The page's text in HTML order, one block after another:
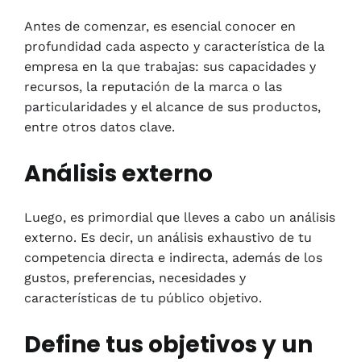
Antes de comenzar, es esencial conocer en
profundidad cada aspecto y característica de la
empresa en la que trabajas: sus capacidades y
recursos, la reputación de la marca o las
particularidades y el alcance de sus productos,
entre otros datos clave.
Análisis externo
Luego, es primordial que lleves a cabo un análisis
externo. Es decir, un análisis exhaustivo de tu
competencia directa e indirecta, además de los
gustos, preferencias, necesidades y
características de tu público objetivo.
Define tus objetivos y un